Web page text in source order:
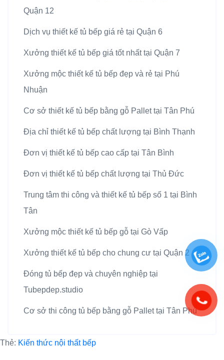
Quận 12
Dịch vụ thiết kế tủ bếp giá rẻ tại Quận 6
Xưởng thiết kế tủ bếp giá tốt nhất tại Quận 7
Xưởng mộc thiết kế tủ bếp đẹp và rẻ tại Phú
Nhuận
Cơ sở thiết kế tủ bếp bằng gỗ Pallet tại Tân Phú
Địa chỉ thiết kế tủ bếp chất lượng tại Bình Thạnh
Đơn vị thiết kế tủ bếp cao cấp tại Tân Bình
Đơn vị thiết kế tủ bếp chất lượng tại Thủ Đức
Trung tâm thi công và thiết kế tủ bếp số 1 tại Bình
Tân
Xưởng mộc thiết kế tủ bếp gỗ tại Gò Vấp
Xưởng thiết kế tủ bếp cho chung cư tại Quận 2
Đóng tủ bếp đẹp và chuyên nghiệp tại
Tubepdep.studio
Cơ sở thi công tủ bếp bằng gỗ Pallet tại Tân Phú
Thẻ: Kiến thức nội thất bếp